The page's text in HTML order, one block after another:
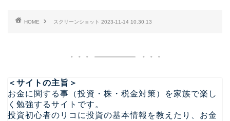
HOME スクリーンショット 2023-11-14 10.30.13
＜サイトの主旨＞
お金に関する事（投資・株・税金対策）を家族で楽し
く勉強するサイトです。
投資初心者のリコに投資の基本情報を教えたり、お金